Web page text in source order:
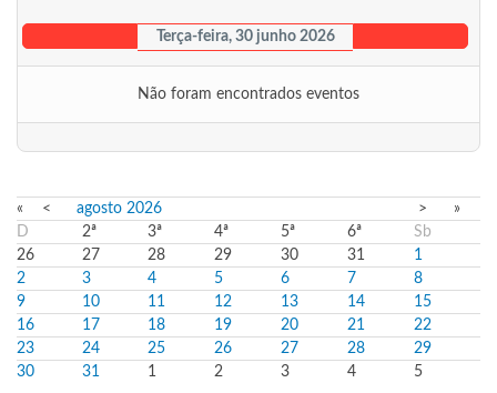
Terça-feira, 30 junho 2026
Não foram encontrados eventos
« < agosto 2026 >
»
D
2ª 3ª 4ª 5ª 6ª
Sb
26
27 28 29 30 31
1
2
3 4 5 6 7
8
9
10 11 12 13 14
15
16
17 18 19 20 21
22
23
24 25 26 27 28
29
30
31 1 2 3 4 5